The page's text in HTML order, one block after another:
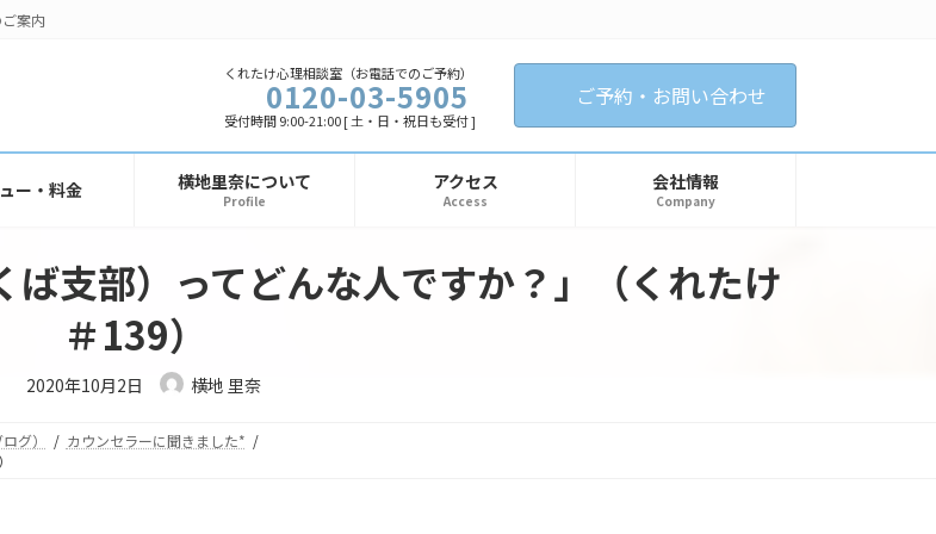
案内
くれたけ心理相談室（お電話でのご予約）
0120-03-5905
受付時間 9:00-21:00 [ 土・日・祝日も受付 ]
ご予約・お問い合わせ
ー・料金 横地里奈について
Profile
アクセス
Access
会社情報
Company
ば支部）ってどんな人ですか？」（くれたけ
＃139）
最
終
日
2020年10月2日 横地 里奈
グ）
カウンセラーに聞きました*